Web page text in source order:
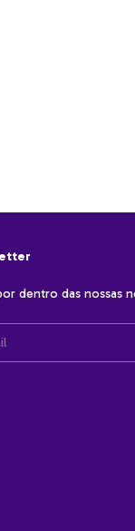
dentro das nossas